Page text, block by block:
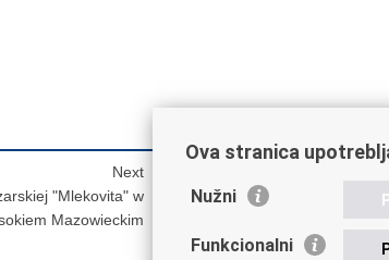
Next
"Mlekovita" w
Mazowieckim
Ova stranica
Nužni
Funkcionalni